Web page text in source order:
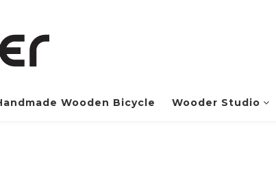
Wooden Bicycle Wooder Studio